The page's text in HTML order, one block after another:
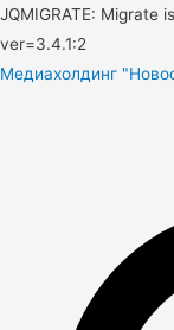
JQMIGRATE: Migrate
ver=3.4.1:2
Медиахолдинг